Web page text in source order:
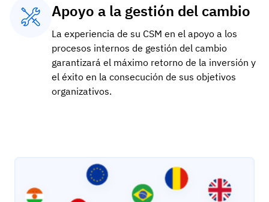
Apoyo a la gestión del cambio
La experiencia de su CSM en el apoyo a los
procesos internos de gestión del cambio
garantizará el máximo retorno de la inversión y
el éxito en la consecución de sus objetivos
organizativos.